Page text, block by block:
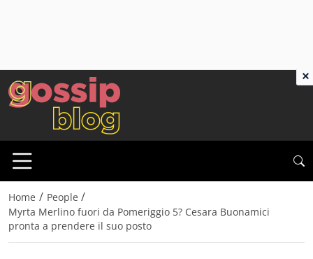
Home / People /
Myrta Merlino fuori da Pomeriggio 5? Cesara Buonamici
pronta a prendere il suo posto
×